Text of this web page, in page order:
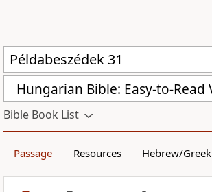
Bible Book List
Passage Resources Hebrew/Greek